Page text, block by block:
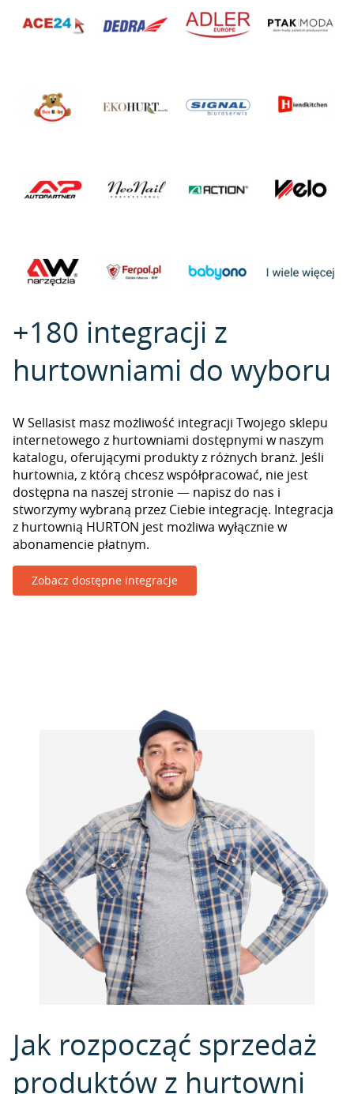
+180 integracji z
hurtowniami do wyboru
W Sellasist masz możliwość integracji Twojego sklepu
internetowego z hurtowniami dostępnymi w naszym
katalogu, oferującymi produkty z różnych branż. Jeśli
hurtownia, z którą chcesz współpracować, nie jest
dostępna na naszej stronie — napisz do nas i
stworzymy wybraną przez Ciebie integrację. Integracja
z hurtownią HURTON jest możliwa wyłącznie w
abonamencie płatnym.
Zobacz dostępne integracje
Jak rozpocząć sprzedaż
produktów z hurtowni